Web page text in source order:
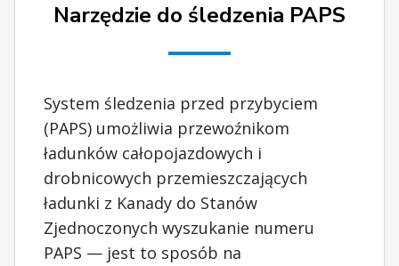
Narzędzie do śledzenia PAPS
System śledzenia przed przybyciem
(PAPS) umożliwia przewoźnikom
ładunków całopojazdowych i
drobnicowych przemieszczających
ładunki z Kanady do Stanów
Zjednoczonych wyszukanie numeru
PAPS — jest to sposób na